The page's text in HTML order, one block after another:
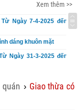
Xem thêm >>
Ngày 7-4-2025 đến
dáng khuôn mặt
Ngày 31-3-2025 đến
quán › Giao thừa có